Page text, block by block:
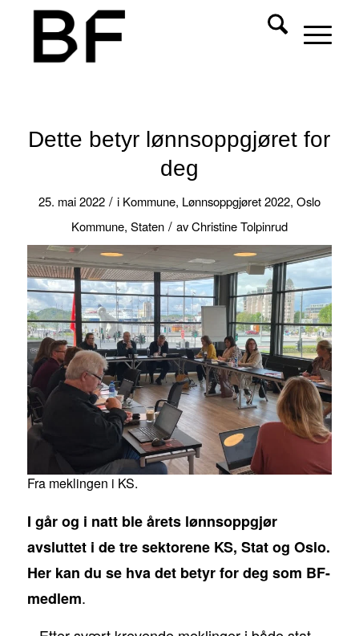
Dette betyr lønnsoppgjøret for
deg
25. mai 2022 / i Kommune, Lønnsoppgjøret 2022, Oslo
Kommune, Staten / avChristine Tolpinrud
Fra meklingen i KS.
I går og i natt ble årets lønnsoppgjør
avsluttet i de tre sektorene KS, Stat og Oslo.
Her kan du se hva det betyr for deg som BF-
medlem.